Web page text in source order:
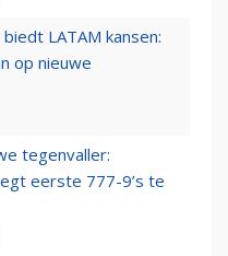
LATAM kansen:
op nieuwe
tegenvaller:
eerste 777-9’s te